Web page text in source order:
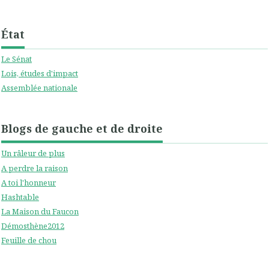
État
Le Sénat
Lois, études d'impact
Assemblée nationale
Blogs de gauche et de droite
Un râleur de plus
A perdre la raison
A toi l'honneur
Hashtable
La Maison du Faucon
Démosthène2012
Feuille de chou